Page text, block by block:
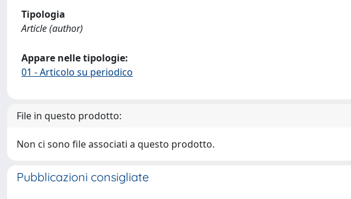
Tipologia
Article (author)
Appare nelle tipologie:
01 - Articolo su periodico
File in questo prodotto:
Non ci sono file associati a questo prodotto.
Pubblicazioni consigliate